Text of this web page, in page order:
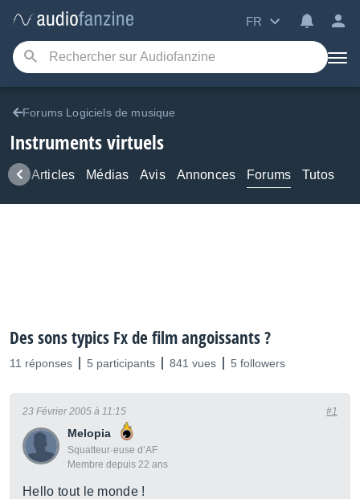
FR
Forums Logiciels de musique
Instruments virtuels
Articles Médias Avis Annonces Forums Tutos
Des sons typics Fx de film angoissants ?
11 réponses 5 participants 841 vues 5 followers
Melopia
Squatteur·euse d’AF
Membre depuis 22 ans
23 Février 2005 à 11:15 #1
Hello tout le monde !